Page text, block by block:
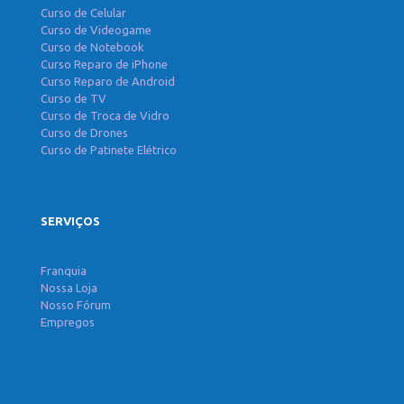
Curso de Celular
Curso de Videogame
Curso de Notebook
Curso Reparo de iPhone
Curso Reparo de Android
Curso de TV
Curso de Troca de Vidro
Curso de Drones
Curso de Patinete Elétrico
SERVIÇOS
Franquia
Nossa Loja
Nosso Fórum
Empregos